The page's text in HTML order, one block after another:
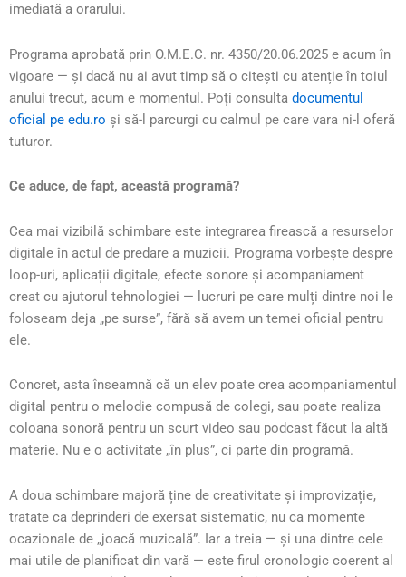
imediată a orarului.
Programa aprobată prin O.M.E.C. nr. 4350/20.06.2025 e acum în
vigoare — și dacă nu ai avut timp să o citești cu atenție în toiul
anului trecut, acum e momentul. Poți consulta documentul
oficial pe edu.ro și să-l parcurgi cu calmul pe care vara ni-l oferă
tuturor.
Ce aduce, de fapt, această programă?
Cea mai vizibilă schimbare este integrarea firească a resurselor
digitale în actul de predare a muzicii. Programa vorbește despre
loop-uri, aplicații digitale, efecte sonore și acompaniament
creat cu ajutorul tehnologiei — lucruri pe care mulți dintre noi le
foloseam deja „pe surse”, fără să avem un temei oficial pentru
ele.
Concret, asta înseamnă că un elev poate crea acompaniamentul
digital pentru o melodie compusă de colegi, sau poate realiza
coloana sonoră pentru un scurt video sau podcast făcut la altă
materie. Nu e o activitate „în plus”, ci parte din programă.
A doua schimbare majoră ține de creativitate și improvizație,
tratate ca deprinderi de exersat sistematic, nu ca momente
ocazionale de „joacă muzicală”. Iar a treia — și una dintre cele
mai utile de planificat din vară — este firul cronologic coerent al